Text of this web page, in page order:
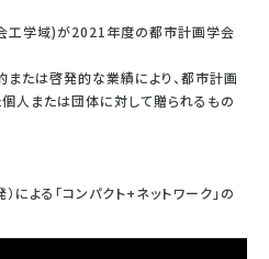
工学域)が2021年度の都市計画学会
たは啓発的な業績により、都市計画
人または団体に対して贈られるもの
による「コンパクト+ネットワーク」の